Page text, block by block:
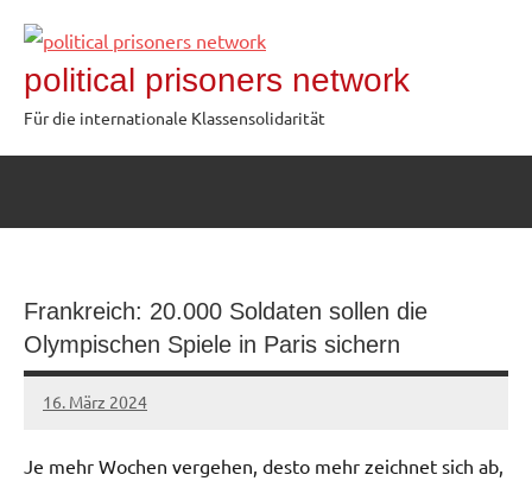
Inhalt
springen
political prisoners network
Für die internationale Klassensolidarität
Frankreich: 20.000 Soldaten sollen die
Olympischen Spiele in Paris sichern
16. März 2024
network
Je mehr Wochen vergehen, desto mehr zeichnet sich ab,